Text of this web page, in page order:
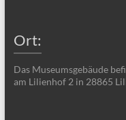
Ort:
Das Museumsgebäude
am Lilienhof 2 in 28865